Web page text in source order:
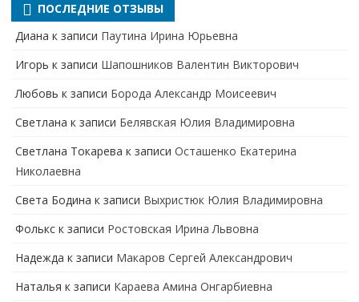
ПОСЛЕДНИЕ ОТЗЫВЫ
Диана к записи Паутина Ирина Юрьевна
Игорь к записи Шапошников Валентин Викторович
Любовь к записи Борода Александр Моисеевич
Светлана к записи Белявская Юлия Владимировна
Cветлана Токарева к записи Осташенко Екатерина
Николаевна
Света Бодина к записи Выхристюк Юлия Владимировна
Фолькс к записи Ростовская Ирина Львовна
Надежда к записи Макаров Сергей Александрович
Наталья к записи Караева Амина Онгарбиевна